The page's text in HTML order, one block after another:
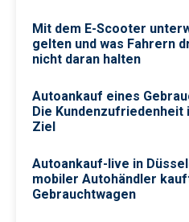
Mit dem E-Scooter
gelten und was Fahrern
nicht daran halten
Autoankauf eines
Die
Ziel
Autoankauf-live in
mobiler Autohändler
Gebrauchtwagen